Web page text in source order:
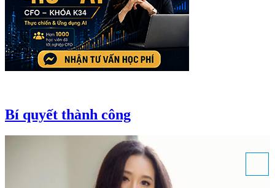
Bí quyết thành công